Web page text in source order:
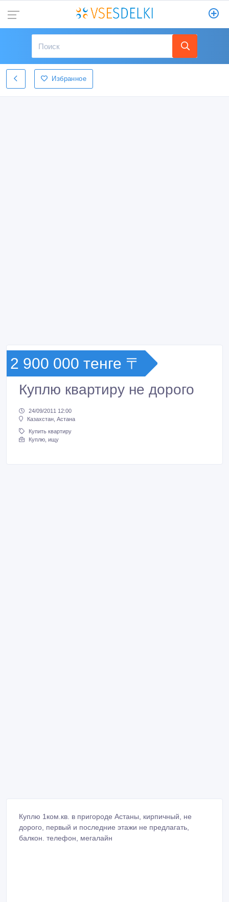
Избранное
2 900 000 тенге 〒
Куплю квартиру не дорого
24/09/2011 12:00
Казахстан, Астана
Купить квартиру
Куплю, ищу
Куплю 1ком.кв. в пригороде Астаны, кирпичный, не
дорого, первый и последние этажи не предлагать,
балкон. телефон, мегалайн